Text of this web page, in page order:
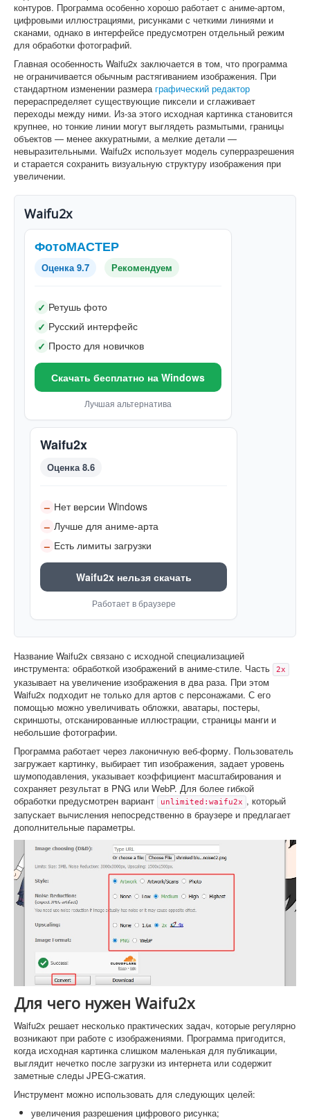
контуров. Программа особенно хорошо работает с аниме-артом,
цифровыми иллюстрациями, рисунками с четкими линиями и
сканами, однако в интерфейсе предусмотрен отдельный режим
для обработки фотографий.
Главная особенность Waifu2x заключается в том, что программа
не ограничивается обычным растягиванием изображения. При
стандартном изменении размераграфический редактор
перераспределяет существующие пиксели и сглаживает
переходы между ними. Из-за этого исходная картинка становится
крупнее, но тонкие линии могут выглядеть размытыми, границы
объектов — менее аккуратными, а мелкие детали —
невыразительными. Waifu2x использует модель суперразрешения
и старается сохранить визуальную структуру изображения при
увеличении.
Waifu2x
ФотоМАСТЕР
Оценка 9.7 Рекомендуем
✓ Ретушь фото
✓ Русский интерфейс
✓ Просто для новичков
Скачать бесплатно на Windows
Лучшая альтернатива
Waifu2x
Оценка 8.6
– Нет версии Windows
– Лучше для аниме-арта
– Есть лимиты загрузки
Waifu2x нельзя скачать
Работает в браузере
Название Waifu2x связано с исходной специализацией
инструмента: обработкой изображений в аниме-стиле. Часть
2x
указывает на увеличение изображения в два раза. При этом
Waifu2x подходит не только для артов с персонажами. С его
помощью можно увеличивать обложки, аватары, постеры,
скриншоты, отсканированные иллюстрации, страницы манги и
небольшие фотографии.
Программа работает через лаконичную веб-форму. Пользователь
загружает картинку, выбирает тип изображения, задает уровень
шумоподавления, указывает коэффициент масштабирования и
сохраняет результат в PNG или WebP. Для более гибкой
обработки предусмотрен вариант
unlimited:waifu2x , который
запускает вычисления непосредственно в браузере и предлагает
дополнительные параметры.
Для чего нужен Waifu2x
Waifu2x решает несколько практических задач, которые регулярно
возникают при работе с изображениями. Программа пригодится,
когда исходная картинка слишком маленькая для публикации,
выглядит нечетко после загрузки из интернета или содержит
заметные следы JPEG-сжатия.
Инструмент можно использовать для следующих целей:
увеличения разрешения цифрового рисунка;